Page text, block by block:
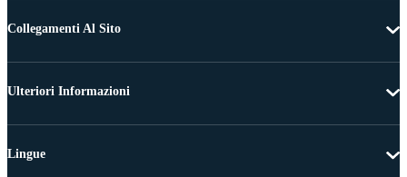
Collegamenti Al Sito
Ulteriori Informazioni
Lingue